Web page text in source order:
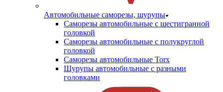
Автомобильные саморезы, шурупы
Саморезы автомобильные с шестигранной
головкой
Саморезы автомобильные с полукруглой
головкой
Саморезы автомобильные Torx
Шурупы автомобильные с разными
головками